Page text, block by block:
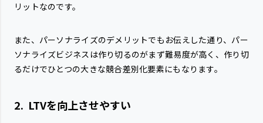
リットなのです。
また、パーソナライズのデメリットでもお伝えした通り、パー
ソナライズビジネスは作り切るのがまず難易度が高く、作り切
るだけでひとつの大きな競合差別化要素にもなります。
2. LTVを向上させやすい